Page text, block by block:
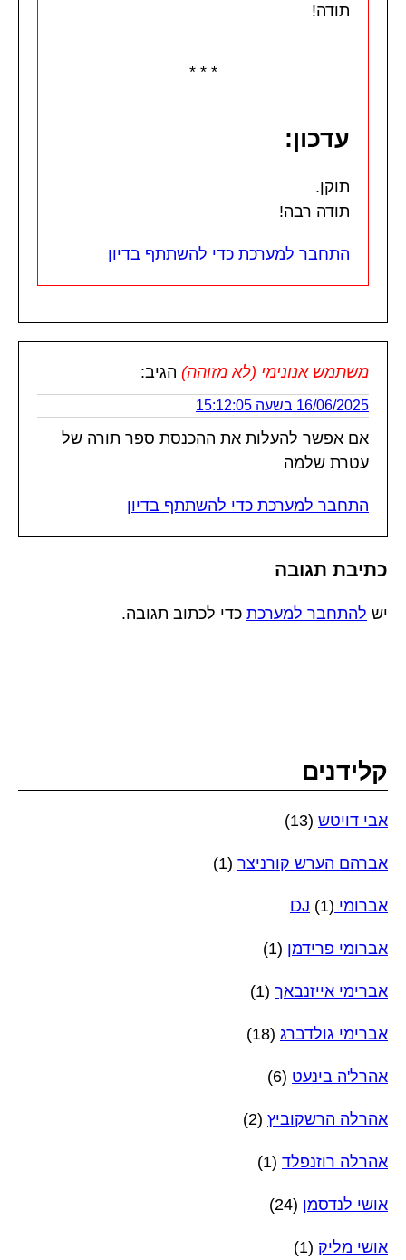
תודה!
* * *
עדכון:
תוקן.
תודה רבה!
התחבר למערכת כדי להשתתף בדיון
משתמש אנונימי (לא מזוהה) הגיב:
16/06/2025 בשעה 15:12:05
אם אפשר להעלות את ההכנסת ספר תורה של
עטרת שלמה
התחבר למערכת כדי להשתתף בדיון
כתיבת תגובה
יש להתחבר למערכת כדי לכתוב תגובה.
קלידנים
אבי דויטש (13)
אברהם הערש קורניצר (1)
אברומי DJ (1)
אברומי פרידמן (1)
אברימי אייזנבאך (1)
אברימי גולדברג (18)
אהרל'ה בינעט (6)
אהרלה הרשקוביץ (2)
אהרלה רוזנפלד (1)
אושי לנדסמן (24)
אושי מליק (1)